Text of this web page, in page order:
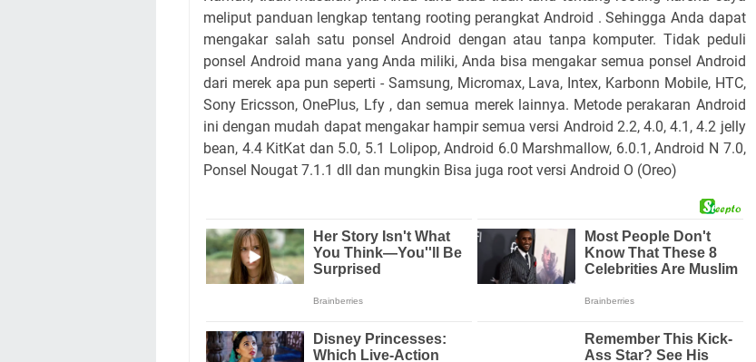
meliput panduan lengkap tentang rooting perangkat Android . Sehingga Anda dapat
mengakar salah satu ponsel Android dengan atau tanpa komputer. Tidak peduli
ponsel Android mana yang Anda miliki, Anda bisa mengakar semua ponsel Android
dari merek apa pun seperti - Samsung, Micromax, Lava, Intex, Karbonn Mobile, HTC,
Sony Ericsson, OnePlus, Lfy , dan semua merek lainnya. Metode perakaran Android
ini dengan mudah dapat mengakar hampir semua versi Android 2.2, 4.0, 4.1, 4.2 jelly
bean, 4.4 KitKat dan 5.0, 5.1 Lolipop, Android 6.0 Marshmallow, 6.0.1, Android N 7.0,
Ponsel Nougat 7.1.1 dll dan mungkin Bisa juga root versi Android O (Oreo)